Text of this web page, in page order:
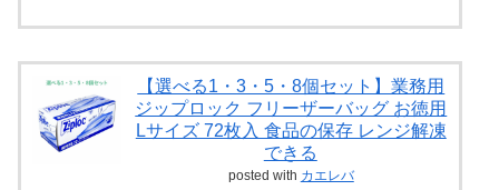
【選べる1・3・5・8個セット】業務用
ジップロック フリーザーバッグ お徳用
Lサイズ 72枚入 食品の保存 レンジ解凍
できる
posted with カエレバ